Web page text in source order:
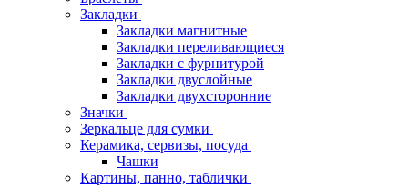
Закладки
Закладки магнитные
Закладки переливающиеся
Закладки с фурнитурой
Закладки двуслойные
Закладки двухсторонние
Значки
Зеркальце для сумки
Керамика, сервизы, посуда
Чашки
Картины, панно, таблички